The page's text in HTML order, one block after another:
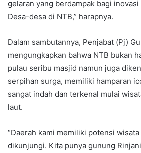
gelaran yang berdampak bagi
Desa-desa di NTB,” harapnya.
Dalam sambutannya, Penjabat (Pj)
mengungkapkan bahwa NTB bukan
pulau seribu masjid namun juga
serpihan surga, memiliki hamparan
sangat indah dan terkenal mulai
laut.
“Daerah kami memiliki potensi
dikunjungi. Kita punya gunung